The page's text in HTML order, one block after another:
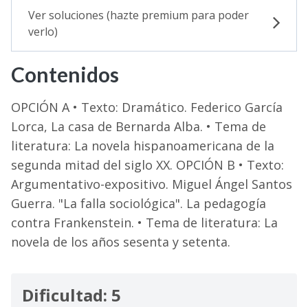
Ver soluciones (hazte premium para poder
verlo)
Contenidos
OPCIÓN A • Texto: Dramático. Federico García
Lorca, La casa de Bernarda Alba. • Tema de
literatura: La novela hispanoamericana de la
segunda mitad del siglo XX. OPCIÓN B • Texto:
Argumentativo-expositivo. Miguel Ángel Santos
Guerra. "La falla sociológica". La pedagogía
contra Frankenstein. • Tema de literatura: La
novela de los años sesenta y setenta.
Dificultad: 5